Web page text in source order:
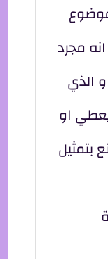
مجرد
الذي
او
بتمثيل